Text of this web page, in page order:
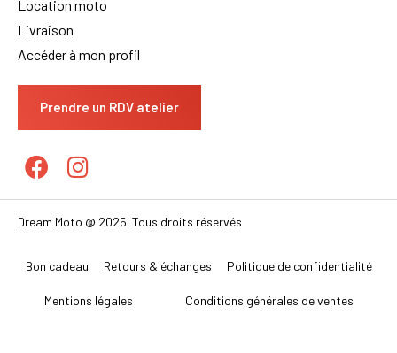
Location moto
Livraison
Accéder à mon profil
Prendre un RDV atelier
Dream Moto @ 2025. Tous droits réservés
Bon cadeau Retours & échanges Politique de confidentialité
Mentions légales Conditions générales de ventes